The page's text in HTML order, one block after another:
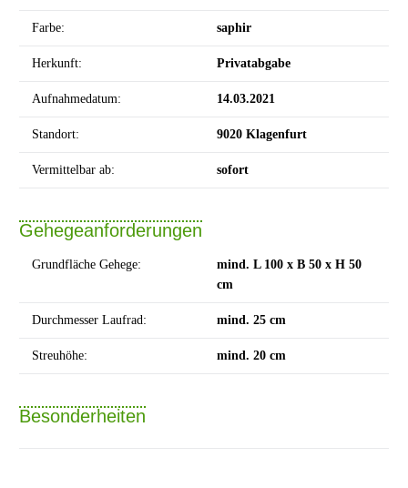
Farbe: saphir
Herkunft: Privatabgabe
Aufnahmedatum: 14.03.2021
Standort: 9020 Klagenfurt
Vermittelbar ab: sofort
Gehegeanforderungen
Grundfläche Gehege:
mind. L 100 x B 50 x H 50
cm
Durchmesser Laufrad: mind. 25 cm
Streuhöhe: mind. 20 cm
Besonderheiten